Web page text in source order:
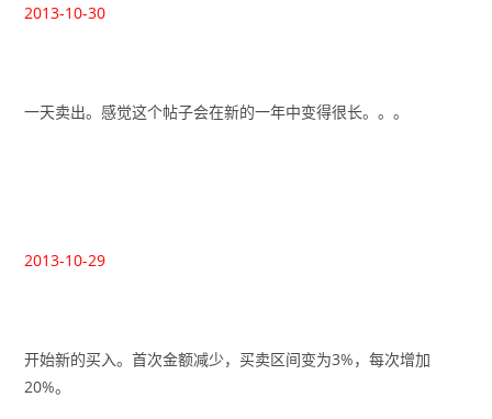
2013-10-30
一天卖出。感觉这个帖子会在新的一年中变得很长。。。
2013-10-29
开始新的买入。首次金额减少，买卖区间变为3%，每次增加
20%。